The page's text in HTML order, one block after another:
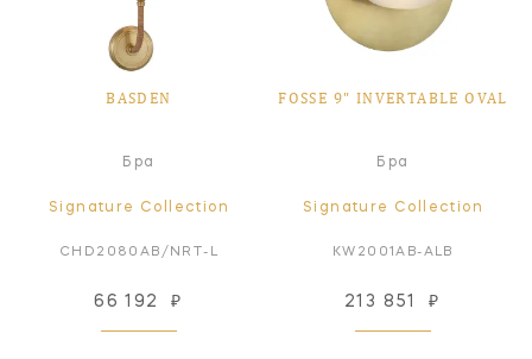
BASDEN
Бра
Signature Collection
CHD2080AB/NRT-L
66 192 ₽
FOSSE 9" INVERTABLE OVAL
Бра
Signature Collection
KW2001AB-ALB
213 851 ₽